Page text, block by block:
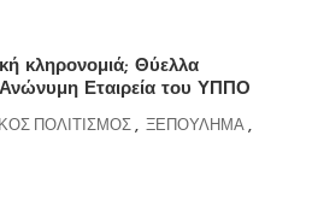
κληρονομιά; Θύελλα
Εταιρεία του ΥΠΠΟ
ΠΟΛΙΤΙΣΜΟΣ, ΞΕΠΟΥΛΗΜΑ,